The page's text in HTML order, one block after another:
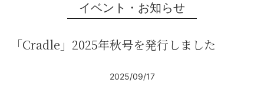
イベント・お知らせ
「Cradle」2025年秋号を発行しました
2025/09/17